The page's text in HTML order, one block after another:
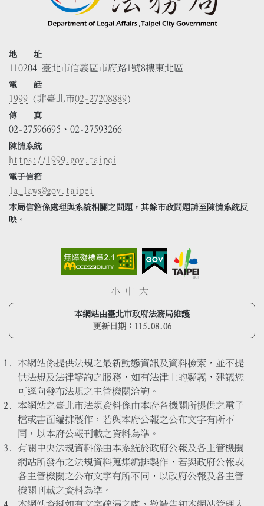
地 址
110204 臺北市信義區市府路1號8樓東北區
電 話
1999 (非臺北市02-27208889)
傳 真
02-27596695、02-27593266
陳情系統
https://1999.gov.taipei
電子信箱
la_laws@gov.taipei
本局信箱係處理與系統相關之問題，其餘市政問題請至陳情系統反
映。
小 中 大
本網站由臺北市政府法務局維護
更新日期： 115.08.06
本網站係提供法規之最新動態資訊及資料檢索，並不提
供法規及法律諮詢之服務，如有法律上的疑義，建議您
可逕向發布法規之主管機關洽詢。
本網站之臺北市法規資料係由本府各機關所提供之電子
檔或書面編排製作，若與本府公報之公布文字有所不
同，以本府公報刊載之資料為準。
有關中央法規資料係由本系統於政府公報及各主管機關
網站所發布之法規資料蒐集編排製作，若與政府公報或
各主管機關之公布文字有所不同，以政府公報及各主管
機關刊載之資料為準。
本網站資料如有文字疏漏之處，敬請告知本網站管理人